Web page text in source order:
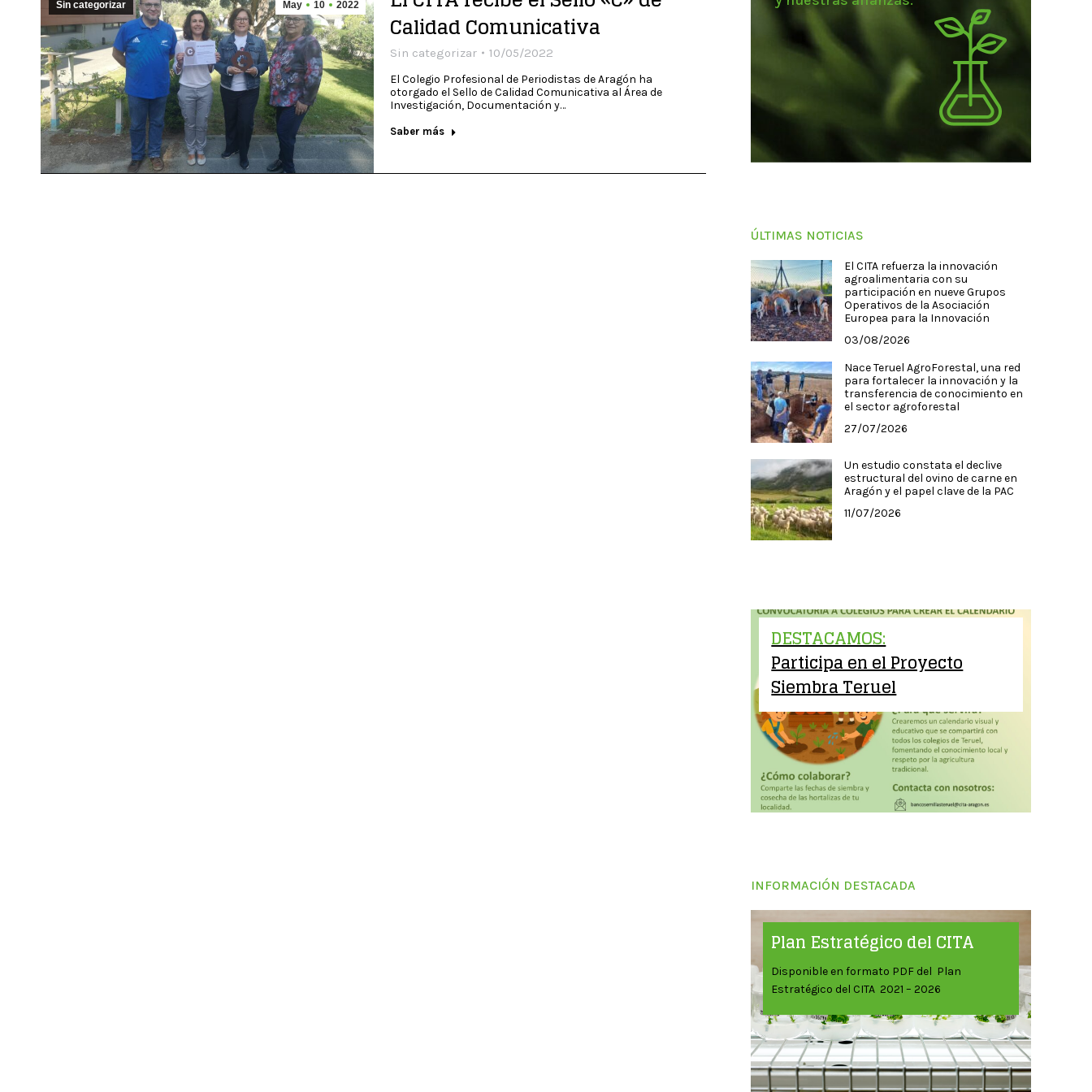
May 10 2022
Sin categorizar
Calidad Comunicativa
Sin categorizar 10/05/2022
El Colegio Profesional de Periodistas de Aragón ha
otorgado el Sello de Calidad Comunicativa al Área de
Investigación, Documentación y…
Saber más
ÚLTIMAS NOTICIAS
El CITA refuerza la innovación
agroalimentaria con su
participación en nueve Grupos
Operativos de la Asociación
Europea para la Innovación
03/08/2026
Nace Teruel AgroForestal, una red
para fortalecer la innovación y la
transferencia de conocimiento en
el sector agroforestal
27/07/2026
Un estudio constata el declive
estructural del ovino de carne en
Aragón y el papel clave de la PAC
11/07/2026
DESTACAMOS:
Participa en el Proyecto
Siembra Teruel
INFORMACIÓN DESTACADA
Plan Estratégico del CITA
Disponible en formato PDF del Plan
Estratégico del CITA 2021 – 2026